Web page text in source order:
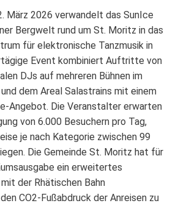
März 2026 verwandelt das SunIce
Bergwelt rund um St. Moritz in das
für elektronische Tanzmusik in
Event kombiniert Auftritte von
DJs auf mehreren Bühnen im
dem Areal Salastrains mit einem
Angebot. Die Veranstalter erwarten
von 6.000 Besuchern pro Tag,
je nach Kategorie zwischen 99
Die Gemeinde St. Moritz hat für
ein erweitertes
der Rhätischen Bahn
CO2-Fußabdruck der Anreisen zu